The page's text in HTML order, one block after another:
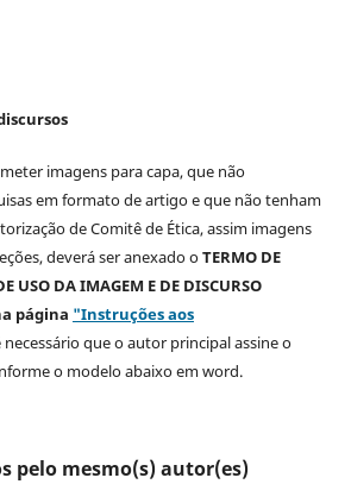
imagens para capa, que não
em formato de artigo e que não tenham
de Comitê de Ética, assim imagens
deverá ser anexado oTERMO DE
USO DA IMAGEM E DE DISCURSO
página "Instruções aos
necessário que o autor principal assine o
o modelo abaixo em word.
pelo mesmo(s) autor(es)